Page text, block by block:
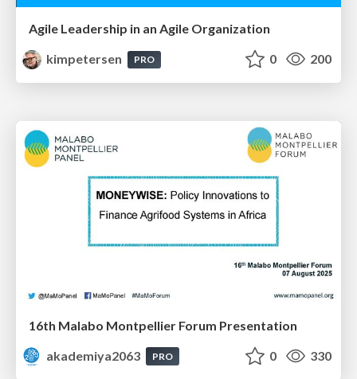
Agile Leadership in an Agile Organization
kimpetersen
PRO 0 200
16th Malabo Montpellier Forum Presentation
akademiya2063
PRO 0 330